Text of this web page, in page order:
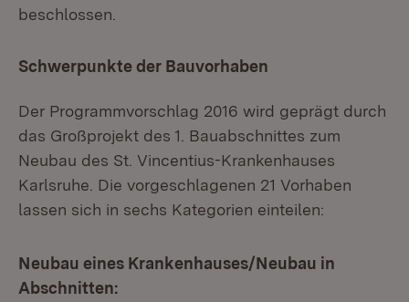
beschlossen.
Schwerpunkte der Bauvorhaben
Der Programmvorschlag 2016 wird geprägt durch
das Großprojekt des 1. Bauabschnittes zum
Neubau des St. Vincentius-Krankenhauses
Karlsruhe. Die vorgeschlagenen 21 Vorhaben
lassen sich in sechs Kategorien einteilen:
Neubau eines Krankenhauses/Neubau in
Abschnitten: